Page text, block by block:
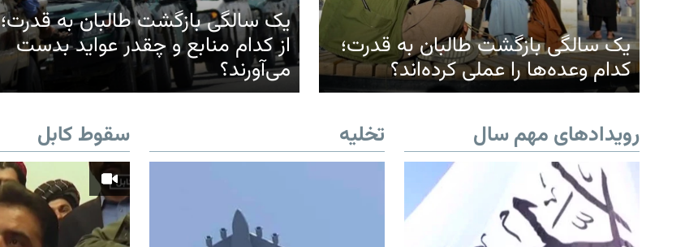
یک سالگی بازگشت طالبان به قدرت؛
کدام وعده‌ها را عملی کرده‌اند؟
یک سالگی بازگشت طالبان به قدرت؛
از کدام منابع و چقدر عواید بدست
می‌آورند؟
رویدادهای مهم سال
تخلیه سقوط کابل